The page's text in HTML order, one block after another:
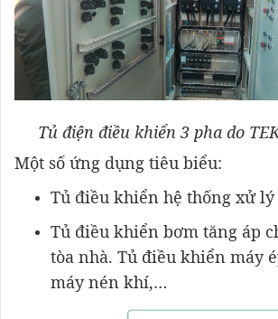
Tủ điện điều khiển 3 pha do
Một số ứng dụng tiêu biểu:
Tủ điều khiển hệ thống xử
Tủ điều khiển bơm tăng áp
tòa nhà. Tủ điều khiển máy
máy nén khí,…